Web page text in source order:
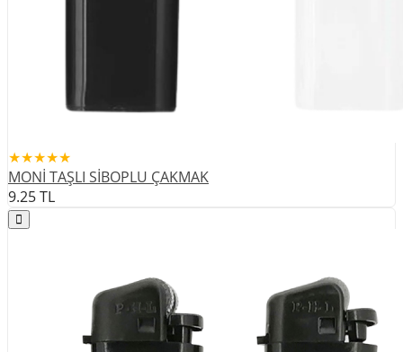
★★★★★
MONİ TAŞLI SİBOPLU ÇAKMAK
9.25TL